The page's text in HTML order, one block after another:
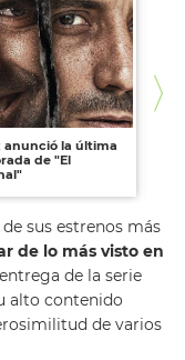
anunció la última
de "El
sus estrenos más
de lo más visto en
de la serie
alto contenido
de varios